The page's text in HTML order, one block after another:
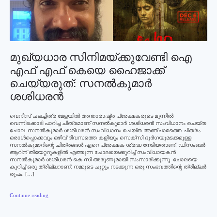
മുഖ്യധാര സിനിമയ്ക്കുവേണ്ടി ഐ
എഫ് എഫ് കെയെ ഹൈജാക്ക്
ചെയ്യരുത്: സനല്‍കുമാര്‍
ശശിധരന്‍
വെനീസ് ചലച്ചിത്ര മേളയില്‍ അന്താരാഷ്ട്ര പ്രേക്ഷകരുടെ മുന്നില്‍
വെന്നിക്കൊടി പാറിച്ച ചിത്രമാണ് സനല്‍കുമാര്‍ ശശിധരന്‍ സംവിധാനം ചെയ്ത
ചോല. സനല്‍കുമാര്‍ ശശിധരന്‍ സംവിധാനം ചെയ്ത അഞ്ചാമത്തെ ചിത്രം.
ഒരാള്‍പ്പൊക്കവും ഒഴിവ് ദിവസത്തെ കളിയും സെക്‌സി ദുര്‍ഗയുമടക്കമുള്ള
സനല്‍കുമാറിന്റെ ചിത്രങ്ങള്‍ ഏറെ പ്രേക്ഷക ശ്രദ്ധ നേടിയതാണ്. ഡിസംബര്‍
ആറിന് തിയേറ്ററുകളില്‍ എത്തുന്ന ചോലയെക്കുറിച്ച് സംവിധായകന്‍
സനല്‍കുമാര്‍ ശശിധരന്‍ കെ സി അരുണുമായി സംസാരിക്കുന്നു. ചോലയെ
കുറിച്ച് ഒരു ത്രില്ലറാണ്. നമ്മുടെ ചുറ്റും നടക്കുന്ന ഒരു സംഭവത്തിന്റെ ത്രില്ലര്‍
രൂപം. […]
Continue reading